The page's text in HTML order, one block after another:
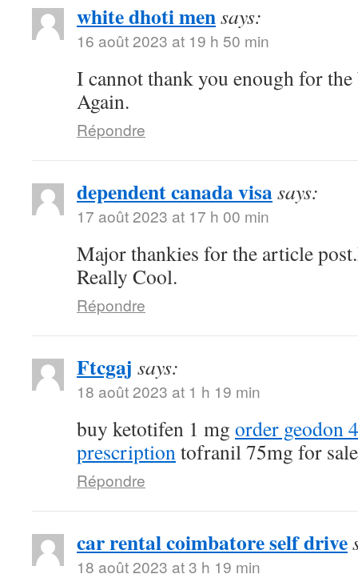
white dhoti mensays:
16 août 2023 at 19 h 50 min
I cannot thank you enough for
Again.
Répondre
dependent canada visasays:
17 août 2023 at 17 h 00 min
Major thankies for the article
Really Cool.
Répondre
Ftcgaj says:
18 août 2023 at 1 h 19 min
buy ketotifen 1 mg order geodon
prescriptiontofranil 75mg for sale
Répondre
car rental coimbatore self drive
18 août 2023 at 3 h 19 min